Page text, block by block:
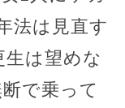
法は見直す
は望めな
で乗って